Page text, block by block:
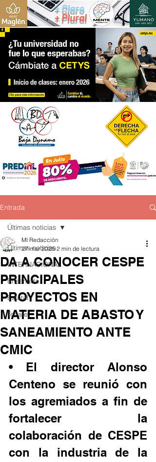
+ Claro
+ Plural
Entrada
Últimas noticias
INTERNACIONAL
Ensenada
Estatal
Tecate
Últimas noticias
DA A CONOCER CESPE
PRINCIPALES
PROYECTOS EN
MATERIA DE ABASTO Y
SANEAMIENTO ANTE
CMIC
MI Redacción
27 mar 2025 2 min de lectura
• El director Alonso
Centeno se reunió con
los agremiados a fin de
fortalecer la
colaboración de CESPE
con la industria de la